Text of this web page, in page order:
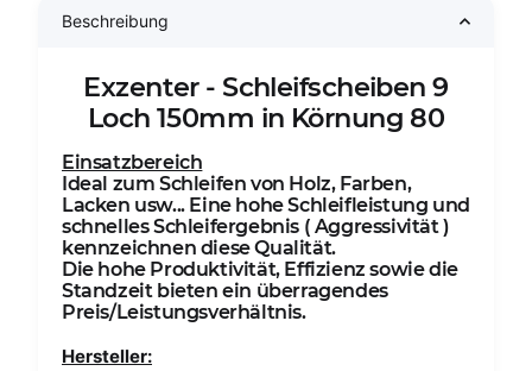
Beschreibung
Exzenter - Schleifscheiben 9
Loch 150mm in Körnung 80
Einsatzbereich
Ideal zum Schleifen von Holz, Farben,
Lacken usw... Eine hohe Schleifleistung und
schnelles Schleifergebnis ( Aggressivität )
kennzeichnen diese Qualität.
Die hohe Produktivität, Effizienz sowie die
Standzeit bieten ein überragendes
Preis/Leistungsverhältnis.
Hersteller: